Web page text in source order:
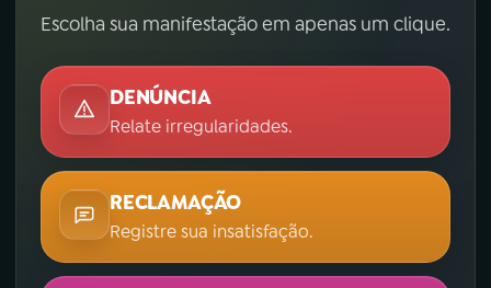
Escolha sua manifestação em apenas um clique.
DENÚNCIA
Relate irregularidades.
RECLAMAÇÃO
Registre sua insatisfação.